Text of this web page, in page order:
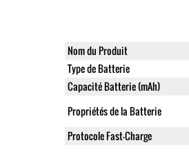
Nom du Produit
Type de Batterie
Capacité Batterie (mAh)
Propriétés de la Batterie
Protocole Fast-Charge